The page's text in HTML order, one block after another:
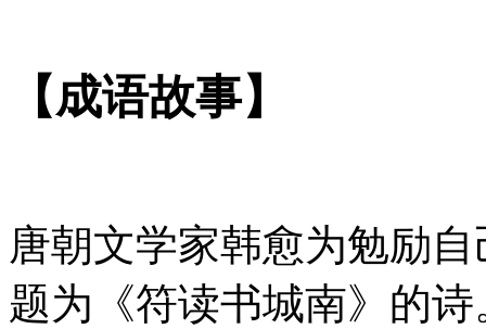
【成语故事】
唐朝文学家韩愈为勉励
题为《符读书城南》的